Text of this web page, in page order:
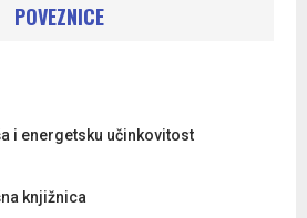
POVEZNICE
i energetsku učinkovitost
knjižnica